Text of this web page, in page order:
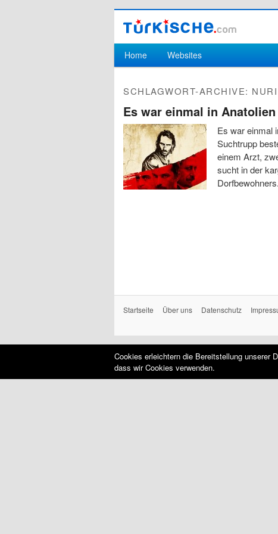
Hauptmenü
Zum Inhalt wechseln
Zum sekundären Inhalt wechseln
Home Websites
SCHLAGWORT-ARCHIVE:
Es war einmal in
Es war einmal
Suchtrupp
einem Arzt,
sucht in der
Startseite Über uns Datenschutz
Cookies erleichtern die Bereitstellung unserer
dass wir Cookies verwenden.